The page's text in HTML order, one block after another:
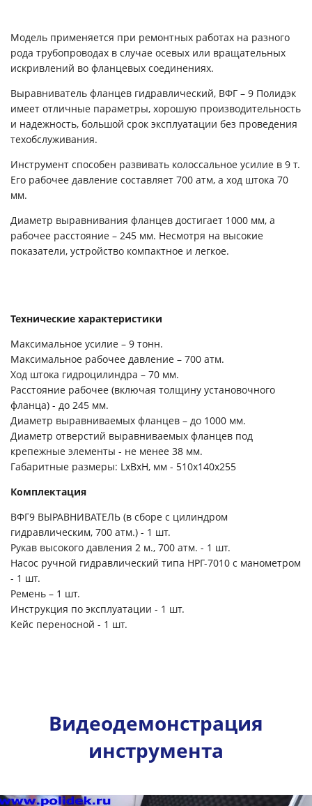
Модель применяется при ремонтных работах на разного
рода трубопроводах в случае осевых или вращательных
искривлений во фланцевых соединениях.
Выравниватель фланцев гидравлический, ВФГ – 9 Полидэк
имеет отличные параметры, хорошую производительность
и надежность, большой срок эксплуатации без проведения
техобслуживания.
Инструмент способен развивать колоссальное усилие в 9 т.
Его рабочее давление составляет 700 атм, а ход штока 70
мм.
Диаметр выравнивания фланцев достигает 1000 мм, а
рабочее расстояние – 245 мм. Несмотря на высокие
показатели, устройство компактное и легкое.
Технические характеристики
Максимальное усилие – 9 тонн.
Максимальное рабочее давление – 700 атм.
Ход штока гидроцилиндра – 70 мм.
Расстояние рабочее (включая толщину установочного
фланца) - до 245 мм.
Диаметр выравниваемых фланцев – до 1000 мм.
Диаметр отверстий выравниваемых фланцев под
крепежные элементы - не менее 38 мм.
Габаритные размеры: LхBхH, мм - 510х140х255
Комплектация
ВФГ9 ВЫРАВНИВАТЕЛЬ (в сборе с цилиндром
гидравлическим, 700 атм.) - 1 шт.
Рукав высокого давления 2 м., 700 атм. - 1 шт.
Насос ручной гидравлический типа НРГ-7010 с манометром
- 1 шт.
Ремень – 1 шт.
Инструкция по эксплуатации - 1 шт.
Кейс переносной - 1 шт.
Видеодемонстрация
инструмента